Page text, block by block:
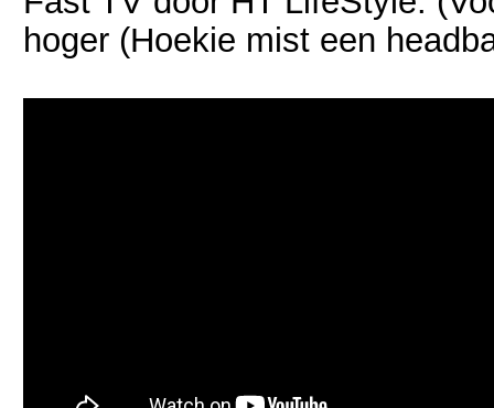
hoger (Hoekie mist een